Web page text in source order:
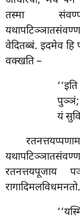
तस्मा
वेदितब्बं. इदमेव हि
वक्खति –
पुञ्ञं;
यं
रतनत्तयपूजाय